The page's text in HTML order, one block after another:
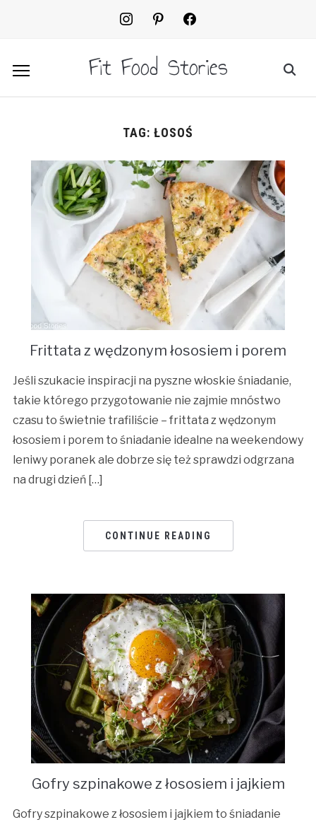
instagrampinterestfacebook2
Fit Food Stories
TAG: ŁOSOŚ
Frittata z wędzonym łososiem i porem
Jeśli szukacie inspiracji na pyszne włoskie śniadanie,
takie którego przygotowanie nie zajmie mnóstwo
czasu to świetnie trafiliście – frittata z wędzonym
łososiem i porem to śniadanie idealne na weekendowy
leniwy poranek ale dobrze się też sprawdzi odgrzana
na drugi dzień […]
CONTINUE READING
Gofry szpinakowe z łososiem i jajkiem
Gofry szpinakowe z łososiem i jajkiem to śniadanie